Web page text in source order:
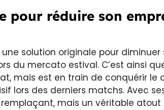
pour réduire son
solution originale pour
du mercato estival. C’est ainsi
mais est en train de conquérir le
lors des derniers matchs. Avec
remplaçant, mais un véritable